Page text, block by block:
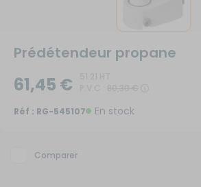
Prédétendeur propane
61,45 €
Réf : RG-545107 En stock
Comparer